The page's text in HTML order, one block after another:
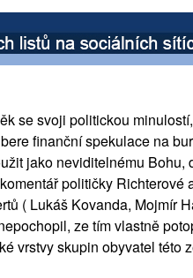
se svoji politickou
finanční spekulace na
jako neviditelnému Bohu,
političky Richterové
( Lukáš Kovanda, Mojmír
ze tím vlastně
vrstvy skupin obyvatel této